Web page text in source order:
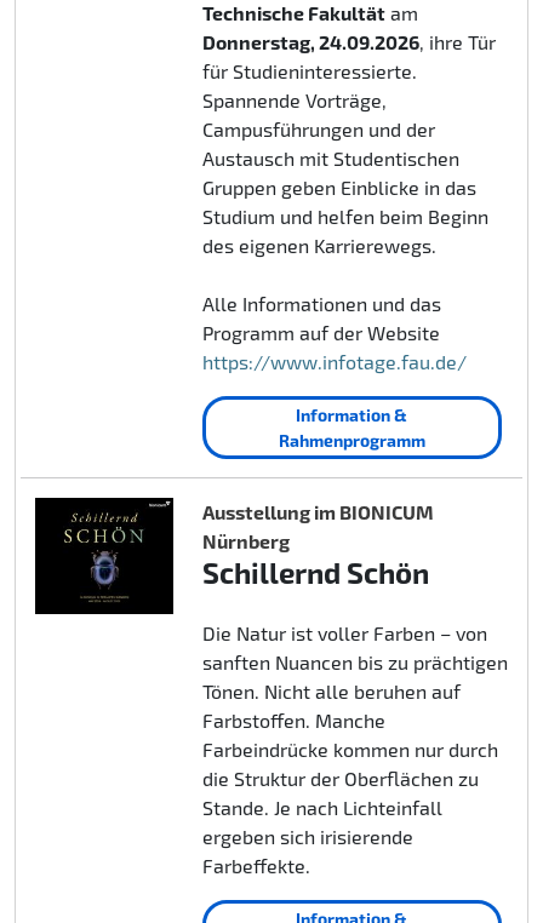
Technische Fakultätam
Donnerstag, 24.09.2026, ihre Tür
für Studieninteressierte.
Spannende Vorträge,
Campusführungen und der
Austausch mit Studentischen
Gruppen geben Einblicke in das
Studium und helfen beim Beginn
des eigenen Karrierewegs.
Alle Informationen und das
Programm auf der Website
https://www.infotage.fau.de/
Information &
Rahmenprogramm
Ausstellung im BIONICUM
Nürnberg
Schillernd Schön
Die Natur ist voller Farben – von
sanften Nuancen bis zu prächtigen
Tönen. Nicht alle beruhen auf
Farbstoffen. Manche
Farbeindrücke kommen nur durch
die Struktur der Oberflächen zu
Stande. Je nach Lichteinfall
ergeben sich irisierende
Farbeffekte.
Information &